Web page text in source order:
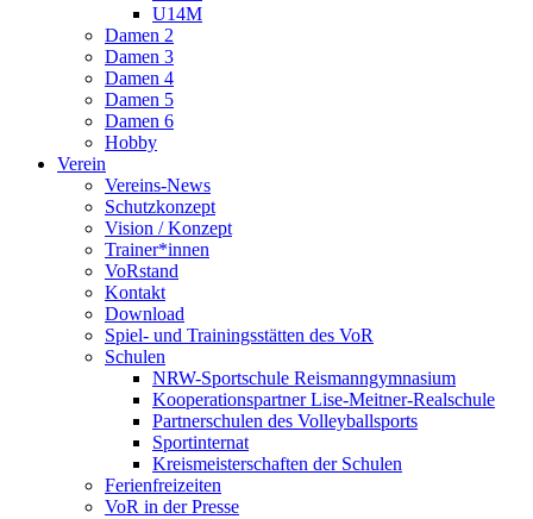
U14M
Damen 2
Damen 3
Damen 4
Damen 5
Damen 6
Hobby
Verein
Vereins-News
Schutzkonzept
Vision / Konzept
Trainer*innen
VoRstand
Kontakt
Download
Spiel- und Trainingsstätten des VoR
Schulen
NRW-Sportschule Reismanngymnasium
Kooperationspartner Lise-Meitner-Realschule
Partnerschulen des Volleyballsports
Sportinternat
Kreismeisterschaften der Schulen
Ferienfreizeiten
VoR in der Presse